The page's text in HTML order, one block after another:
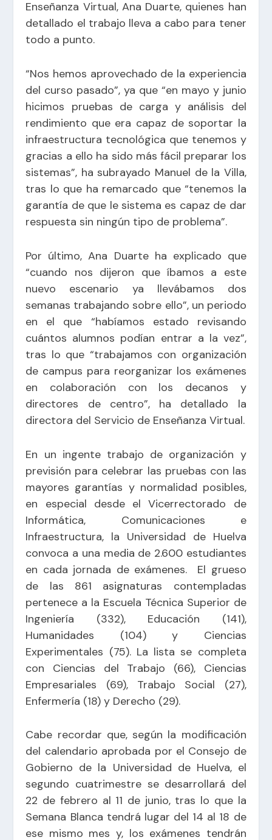
Enseñanza Virtual, Ana Duarte, quienes han
detallado el trabajo lleva a cabo para tener
todo a punto.
“Nos hemos aprovechado de la experiencia
del curso pasado”, ya que “en mayo y junio
hicimos pruebas de carga y análisis del
rendimiento que era capaz de soportar la
infraestructura tecnológica que tenemos y
gracias a ello ha sido más fácil preparar los
sistemas”, ha subrayado Manuel de la Villa,
tras lo que ha remarcado que “tenemos la
garantía de que le sistema es capaz de dar
respuesta sin ningún tipo de problema”.
Por último, Ana Duarte ha explicado que
“cuando nos dijeron que íbamos a este
nuevo escenario ya llevábamos dos
semanas trabajando sobre ello”, un periodo
en el que “habíamos estado revisando
cuántos alumnos podían entrar a la vez”,
tras lo que “trabajamos con organización
de campus para reorganizar los exámenes
en colaboración con los decanos y
directores de centro”, ha detallado la
directora del Servicio de Enseñanza Virtual.
En un ingente trabajo de organización y
previsión para celebrar las pruebas con las
mayores garantías y normalidad posibles,
en especial desde el Vicerrectorado de
Informática, Comunicaciones e
Infraestructura, la Universidad de Huelva
convoca a una media de 2.600 estudiantes
en cada jornada de exámenes. El grueso
de las 861 asignaturas contempladas
pertenece a la Escuela Técnica Superior de
Ingeniería (332), Educación (141),
Humanidades (104) y Ciencias
Experimentales (75). La lista se completa
con Ciencias del Trabajo (66), Ciencias
Empresariales (69), Trabajo Social (27),
Enfermería (18) y Derecho (29).
Cabe recordar que, según la modificación
del calendario aprobada por el Consejo de
Gobierno de la Universidad de Huelva, el
segundo cuatrimestre se desarrollará del
22 de febrero al 11 de junio, tras lo que la
Semana Blanca tendrá lugar del 14 al 18 de
ese mismo mes y, los exámenes tendrán